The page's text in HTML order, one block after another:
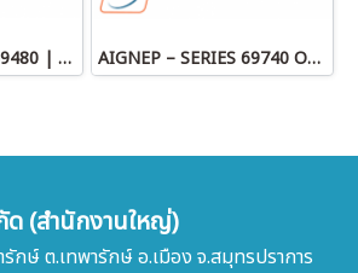
AIGNEP – SERIES 69480 | STRAIGHT MALE ADAPTOR AIGNEP – SERIES 69740 OLIVE
(สำนักงานใหญ่)
กษ์ ต.เทพารักษ์ อ.เมือง จ.สมุทรปราการ